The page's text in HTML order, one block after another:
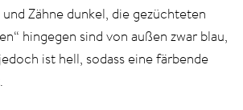
Zähne dunkel, die gezüchteten
hingegen sind von außen zwar blau,
ist hell, sodass eine färbende